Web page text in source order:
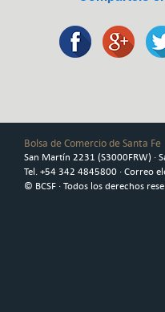
Bolsa de Comercio de Santa Fe
San Martín 2231 (S3000FRW) ·
Tel. +54 342 4845800 · Correo
© BCSF · Todos los derechos